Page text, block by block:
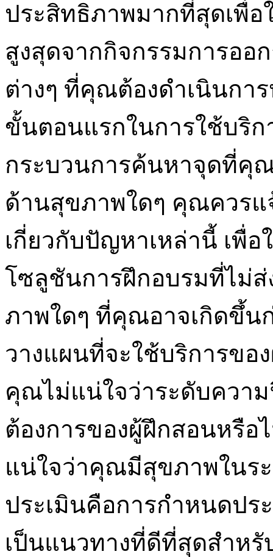
ประสิทธิภาพมากที่สุดเพื่
สูงสุดจากกิจกรรมการอ
ต่างๆ ที่คุณต้องดำเนินการ
ขั้นตอนแรกในการใช้บริกา
กระบวนการค้นหาจุดที่
ด้านสุขภาพใดๆ คุณควร
เกี่ยวกับปัญหาเหล่านี้ เพื่
โซลูชันการฝึกอบรมที่ไม่
ภาพใดๆ ที่คุณอาจเกิดขึ้
วางแผนที่จะใช้บริการข
คุณไม่แน่ใจว่าระดับควา
ต้องการของผู้ฝึกสอนหรื
แน่ใจว่าคุณมีสุขภาพในระ
ประเมินคือการกำหนดปร
เป็นแนวทางที่ดีที่สุดสำห